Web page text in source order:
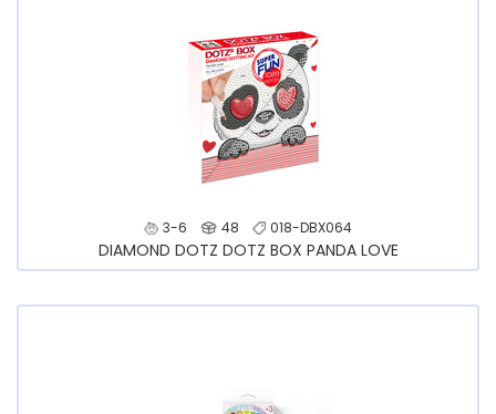
3-6 48 018-DBX064
DIAMOND DOTZ DOTZ BOX PANDA LOVE